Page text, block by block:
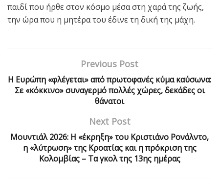
παιδί που ήρθε στον κόσμο μέσα στη χαρά της ζωής,
την ώρα που η μητέρα του έδινε τη δική της μάχη.
Previous Post
Η Ευρώπη «φλέγεται» από πρωτοφανές κύμα καύσωνα:
Σε «κόκκινο» συναγερμό πολλές χώρες, δεκάδες οι
θάνατοι
Next Post
Μουντιάλ 2026: Η «έκρηξη» του Κριστιάνο Ρονάλντο,
η «λύτρωση» της Κροατίας και η πρόκριση της
Κολομβίας – Τα γκολ της 13ης ημέρας